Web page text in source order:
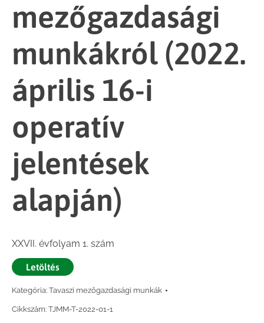
mezőgazdasági
munkákról (2022.
április 16-i
operatív
jelentések
alapján)
XXVII. évfolyam 1. szám
Letöltés
Kategória: Tavaszi mezőgazdasági munkák
Cikkszám: TJMM-T-2022-01-1